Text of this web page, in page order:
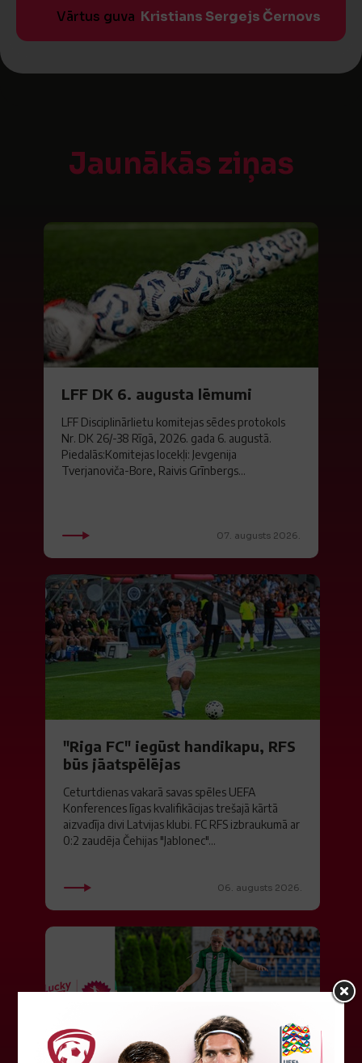
Vārtus guva Kristians Sergejs Černovs
Jaunākās ziņas
LFF DK 6. augusta lēmumi
LFF Disciplinārlietu komitejas sēdes protokols
Nr. DK 26/-38 Rīgā, 2026. gada 6. augustā.
Piedalās:Komitejas locekļi: Jevgenija
Tverjanoviča-Bore, Raivis Grīnbergs...
07. augusts 2026.
"Riga FC" iegūst handikapu, RFS
būs jāatspēlējas
Ceturtdienas vakarā savas spēles UEFA
Konferences līgas kvalifikācijas trešajā kārtā
aizvadīja divi Latvijas klubi. FC RFS izbraukumā ar
0:2 zaudēja Čehijas "Jablonec"...
06. augusts 2026.